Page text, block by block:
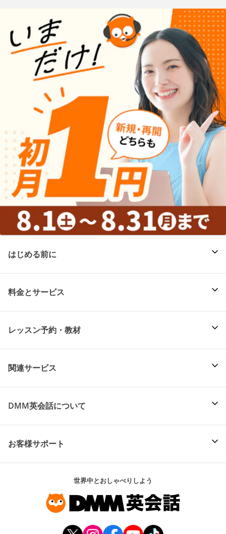
はじめる前に
料金とサービス
レッスン予約・教材
関連サービス
DMM英会話について
お客様サポート
世界中とおしゃべりしよう